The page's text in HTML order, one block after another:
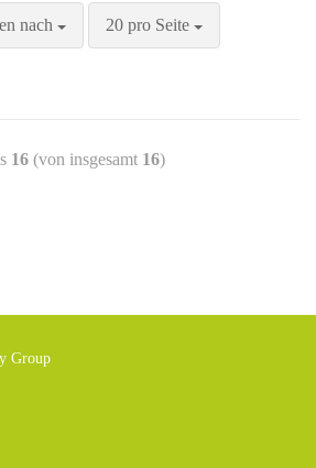
nach 20 pro Seite
16 (von insgesamt 16)
Group